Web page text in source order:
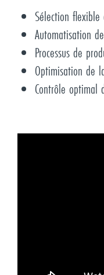
Sélection
Automatisation
Processus de
Optimisation de
Contrôle optimal